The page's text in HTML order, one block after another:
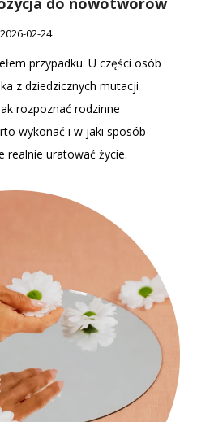
2026-02-24
przypadku. U części osób
z dziedzicznych mutacji
rozpoznać rodzinne
wykonać i w jaki sposób
realnie uratować życie.